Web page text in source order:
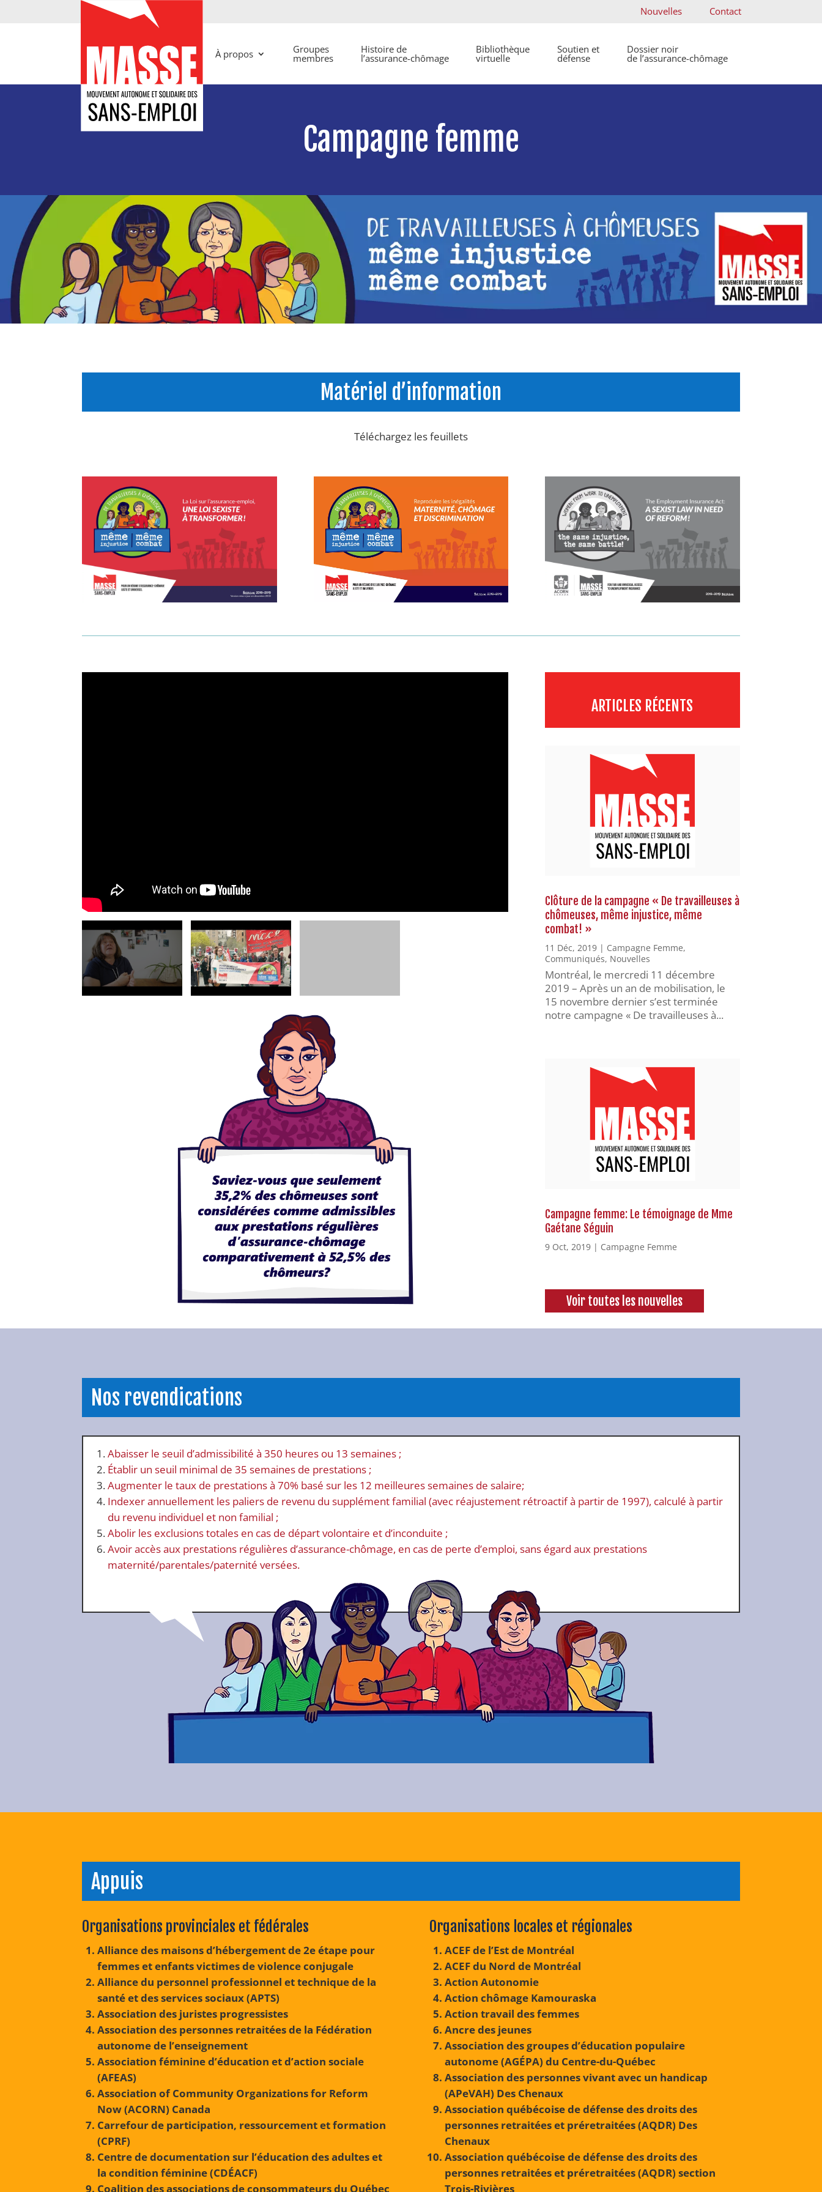
Nouvelles Contact
À propos Groupes
membres
Histoire de
l’assurance-chômage
Bibliothèque
virtuelle
Soutien et
défense
Dossier noir
de l’assurance-chômage
Campagne femme
Matériel d’information
Téléchargez les feuillets
ARTICLES RÉCENTS
Clôture de la campagne « De travailleuses à
chômeuses, même injustice, même
combat! »
11 Déc, 2019| Campagne Femme,
Communiqués, Nouvelles
Montréal, le mercredi 11 décembre
2019 – Après un an de mobilisation, le
15 novembre dernier s’est terminée
notre campagne « De travailleuses à...
Campagne femme: Le témoignage de Mme
Gaétane Séguin
9 Oct, 2019| Campagne Femme
Voir toutes les nouvelles
Nos revendications
Abaisser le seuil d’admissibilité à 350 heures ou 13 semaines ;
Établir un seuil minimal de 35 semaines de prestations ;
Augmenter le taux de prestations à 70% basé sur les 12 meilleures semaines de salaire;
Indexer annuellement les paliers de revenu du supplément familial (avec réajustement rétroactif à partir de 1997), calculé à partir
du revenu individuel et non familial ;
Abolir les exclusions totales en cas de départ volontaire et d’inconduite ;
Avoir accès aux prestations régulières d’assurance-chômage, en cas de perte d’emploi, sans égard aux prestations
maternité/parentales/paternité versées.
Appuis
Organisations provinciales et fédérales
Alliance des maisons d’hébergement de 2e étape pour
femmes et enfants victimes de violence conjugale
Alliance du personnel professionnel et technique de la
santé et des services sociaux (APTS)
Association des juristes progressistes
Association des personnes retraitées de la Fédération
autonome de l’enseignement
Association féminine d’éducation et d’action sociale
(AFEAS)
Association of Community Organizations for Reform
Now (ACORN) Canada
Carrefour de participation, ressourcement et formation
(CPRF)
Centre de documentation sur l’éducation des adultes et
la condition féminine (CDÉACF)
Coalition des associations de consommateurs du Québec
Organisations locales et régionales
ACEF de l’Est de Montréal
ACEF du Nord de Montréal
Action Autonomie
Action chômage Kamouraska
Action travail des femmes
Ancre des jeunes
Association des groupes d’éducation populaire
autonome (AGÉPA) du Centre-du-Québec
Association des personnes vivant avec un handicap
(APeVAH) Des Chenaux
Association québécoise de défense des droits des
personnes retraitées et préretraitées (AQDR) Des
Chenaux
Association québécoise de défense des droits des
personnes retraitées et préretraitées (AQDR) section
Trois-Rivières